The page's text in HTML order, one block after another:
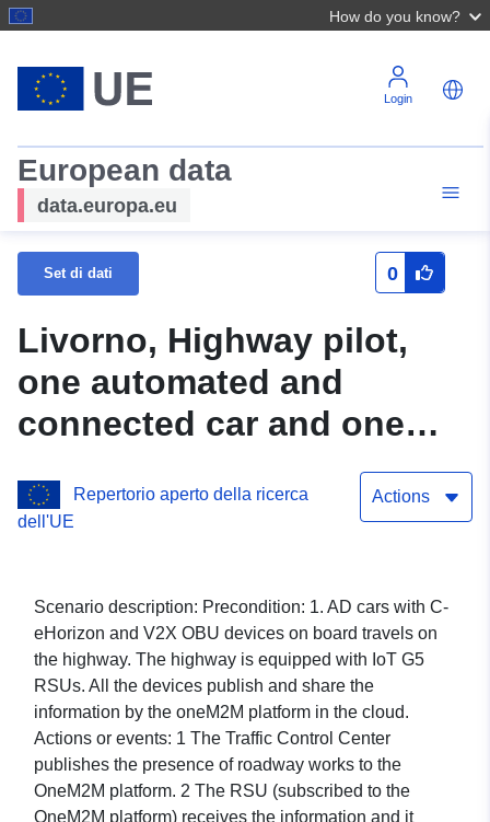
How do you know?
Login
European data
data.europa.eu
Set di dati 0
Livorno, Highway pilot,
one automated and
connected car and one
Repertorio aperto della ricerca
dell'UE
Actions
Scenario description: Precondition: 1. AD cars with C-
eHorizon and V2X OBU devices on board travels on
the highway. The highway is equipped with IoT G5
RSUs. All the devices publish and share the
information by the oneM2M platform in the cloud.
Actions or events: 1 The Traffic Control Center
publishes the presence of roadway works to the
OneM2M platform. 2 The RSU (subscribed to the
OneM2M platform) receives the information and it